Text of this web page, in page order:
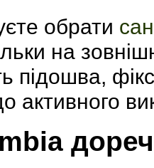
обрати
на
підошва,
активного